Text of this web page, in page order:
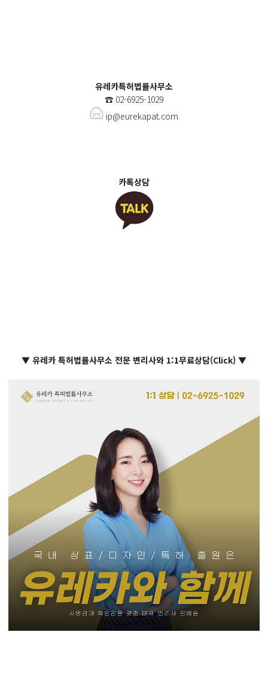
유레카특허법률사무소
☎️ 02-6925-1029
ip@eurekapat.com
카톡상담
▼ 유레카 특허법률사무소 전문 변리사와 1:1무료상담(Click) ▼